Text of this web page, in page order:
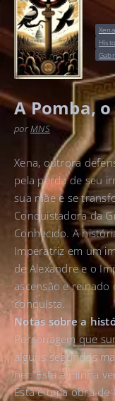
Xena
A Pomba,
porMNS
Xena, outrora
pela perda de seu
sua mãe e se
Conquistadora da
Conhecido. A
Imperatriz em um
de Alexandre e o
ascensão e
conquista.
Notas sobre a
Personagem que
alguns segundos
net. Esta é minha
Esta é uma obra de